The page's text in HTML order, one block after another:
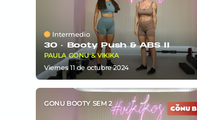
Intermedio
30 · Booty Push & ABS II
PAULA GONU & VIKIKA
viernes 11deoctubre 2024
GONU BOOTY SEM 2